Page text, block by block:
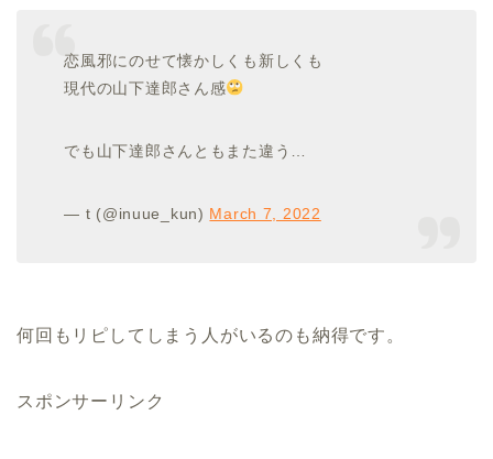
恋風邪にのせて懐かしくも新しくも
現代の山下達郎さん感
でも山下達郎さんともまた違う…
— t (@inuue_kun) March 7, 2022
何回もリピしてしまう人がいるのも納得です。
スポンサーリンク